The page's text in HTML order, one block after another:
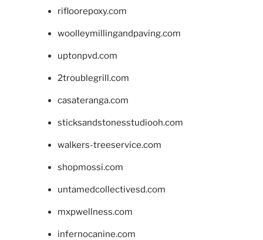
rifloorepoxy.com
woolleymillingandpaving.com
uptonpvd.com
2troublegrill.com
casateranga.com
sticksandstonesstudiooh.com
walkers-treeservice.com
shopmossi.com
untamedcollectivesd.com
mxpwellness.com
infernocanine.com